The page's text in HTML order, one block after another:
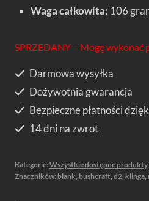
Waga całkowita: 106
SPRZEDANY – Mogę wykonać
Darmowa wysyłka
Dożywotnia gwarancja
Bezpieczne płatności
14 dni na zwrot
Kategorie:Wszystkie dostępne produkty,
Znaczników: blank, bushcraft, d2, klinga,